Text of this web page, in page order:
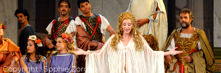
Copyright : Sophie Zorgno